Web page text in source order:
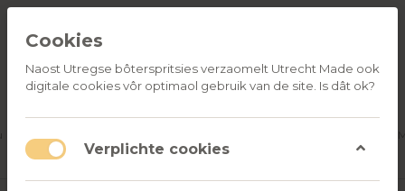
PRODUCTEN
RELATIEGESCHENKEN
ONS
Cookies
Naost Utregse bôterspritsies verzaomelt Utrecht Made ook
digitale cookies vôr optimaol gebruik van de site. Is dât ok?
Verplichte cookies